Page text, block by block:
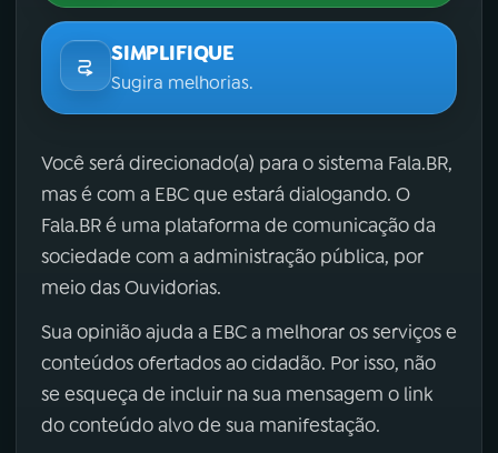
SIMPLIFIQUE
Sugira melhorias.
Você será direcionado(a) para o sistema Fala.BR,
mas é com a EBC que estará dialogando. O
Fala.BR é uma plataforma de comunicação da
sociedade com a administração pública, por
meio das Ouvidorias.
Sua opinião ajuda a EBC a melhorar os serviços e
conteúdos ofertados ao cidadão. Por isso, não
se esqueça de incluir na sua mensagem o link
do conteúdo alvo de sua manifestação.